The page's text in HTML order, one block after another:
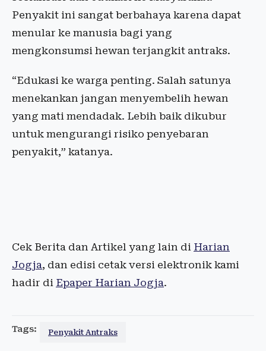
Penyakit ini sangat berbahaya karena dapat
menular ke manusia bagi yang
mengkonsumsi hewan terjangkit antraks.
“Edukasi ke warga penting. Salah satunya
menekankan jangan menyembelih hewan
yang mati mendadak. Lebih baik dikubur
untuk mengurangi risiko penyebaran
penyakit,” katanya.
Cek Berita dan Artikel yang lain di Harian
Jogja, dan edisi cetak versi elektronik kami
hadir di Epaper Harian Jogja.
Tags: Penyakit Antraks